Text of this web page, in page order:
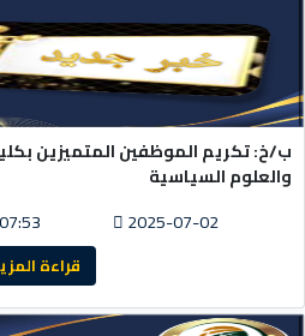
ب/خ: تكريم الموظفين المتميزين
والعلوم السياسية
2025-07-02
07:53
قراءة المزيد